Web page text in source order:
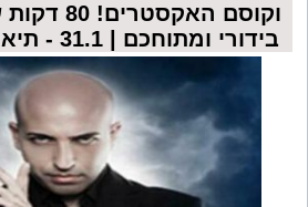
וקוסם
בידורי ומתוחכם | 31.1 - תיאטרון צוותא ת"א